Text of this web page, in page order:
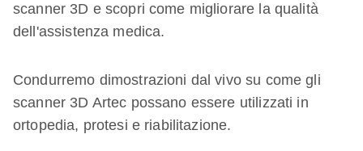
scanner 3D e scopri come migliorare la qualità
dell'assistenza medica.
Condurremo dimostrazioni dal vivo su come gli
scanner 3D Artec possano essere utilizzati in
ortopedia, protesi e riabilitazione.